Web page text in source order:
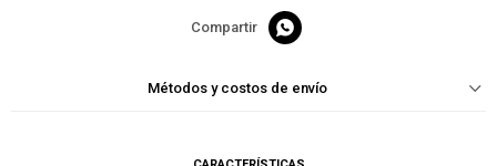

Métodos y costos de envío